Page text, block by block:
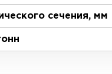
сечения, мм